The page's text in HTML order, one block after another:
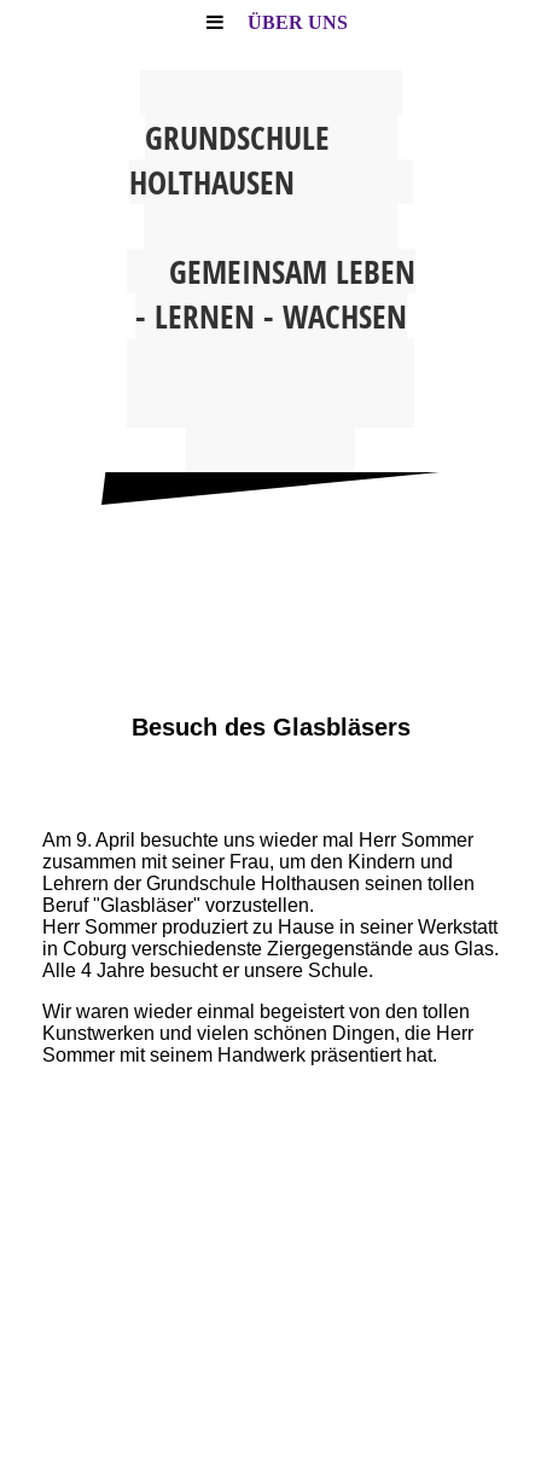
ÜBER UNS
GRUNDSCHULE
HOLTHAUSEN
GEMEINSAM LEBEN
- LERNEN - WACHSEN
Besuch des Glasbläsers
Am 9. April besuchte uns wieder mal Herr Sommer
zusammen mit seiner Frau, um den Kindern und
Lehrern der Grundschule Holthausen seinen tollen
Beruf "Glasbläser" vorzustellen.
Herr Sommer produziert zu Hause in seiner Werkstatt
in Coburg verschiedenste Ziergegenstände aus Glas.
Alle 4 Jahre besucht er unsere Schule.
Wir waren wieder einmal begeistert von den tollen
Kunstwerken und vielen schönen Dingen, die Herr
Sommer mit seinem Handwerk präsentiert hat.